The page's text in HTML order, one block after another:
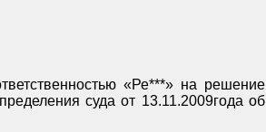
«Ре***» на решение
суда от 13.11.2009года об